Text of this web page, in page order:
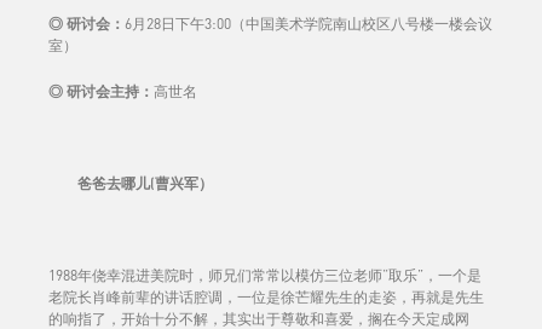
◎ 研讨会： 6月28日下午3:00（中国美术学院南山校区八号楼一楼会议
室）
◎ 研讨会主持： 高世名
爸爸去哪儿(曹兴军）
1988年侥幸混进美院时，师兄们常常以模仿三位老师“取乐”，一个是
老院长肖峰前辈的讲话腔调，一位是徐芒耀先生的走姿，再就是先生
的响指了，开始十分不解，其实出于尊敬和喜爱，搁在今天定成网